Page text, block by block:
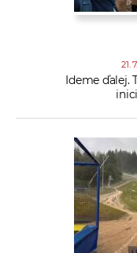
21.
Ideme ďalej.